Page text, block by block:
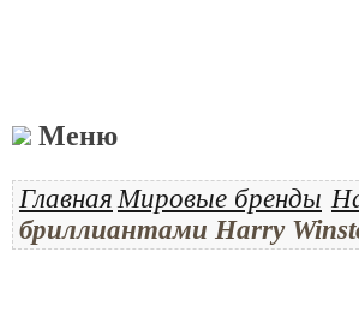
Меню
Главная Мировые бренды
бриллиантами Harry